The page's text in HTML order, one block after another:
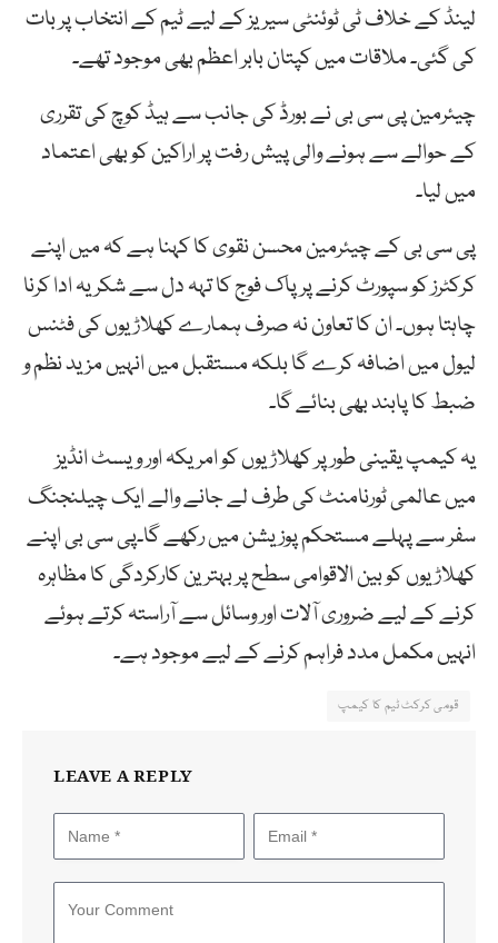
لینڈ کے خلاف ٹی ٹوئنٹی سیریز کے لیے ٹیم کے انتخاب پر بات
کی گئی۔ ملاقات میں کپتان بابر اعظم بھی موجود تھے۔
چیئرمین پی سی بی نے بورڈ کی جانب سے ہیڈ کوچ کی تقرری
کے حوالے سے ہونے والی پیش رفت پر اراکین کو بھی اعتماد
میں لیا۔
پی سی بی کے چیئرمین محسن نقوی کا کہنا ہے کہ میں اپنے
کرکٹرز کو سپورٹ کرنے پر پاک فوج کا تہہ دل سے شکریہ ادا کرنا
چاہتا ہوں۔ ان کا تعاون نہ صرف ہمارے کھلاڑیوں کی فٹنس
لیول میں اضافہ کرے گا بلکہ مستقبل میں انہیں مزید نظم و
ضبط کا پابند بھی بنائے گا۔
یہ کیمپ یقینی طور پر کھلاڑیوں کو امریکہ اور ویسٹ انڈیز
میں عالمی ٹورنامنٹ کی طرف لے جانے والے ایک چیلنجنگ
سفر سے پہلے مستحکم پوزیشن میں رکھے گا۔پی سی بی اپنے
کھلاڑیوں کو بین الاقوامی سطح پر بہترین کارکردگی کا مظاہرہ
کرنے کے لیے ضروری آلات اور وسائل سے آراستہ کرتے ہوئے
انہیں مکمل مدد فراہم کرنے کے لیے موجود ہے۔
قومی کرکٹ ٹیم کا کیمپ
LEAVE A REPLY